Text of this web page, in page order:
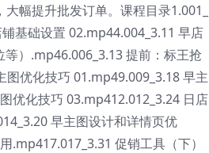
幅提升批发订单。课程目录1.001_
基础设置 02.mp44.004_3.11 早店
）.mp46.006_3.13 提前：标王抢
优化技巧 01.mp49.009_3.18 早主
优化技巧 03.mp412.012_3.24 日店
早主图设计和详情页优
促销工具（下）